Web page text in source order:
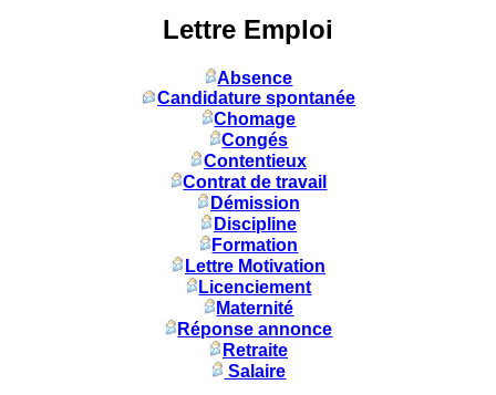
Lettre Emploi
Absence
Candidature spontanée
Chomage
Congés
Contentieux
Contrat de travail
Démission
Discipline
Formation
Lettre Motivation
Licenciement
Maternité
Réponse annonce
Retraite
Salaire